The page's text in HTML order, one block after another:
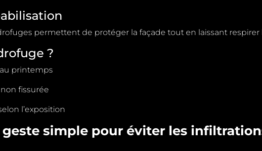
permettent de protéger la façade tout en laissant respirer
?
printemps
fissurée
l’exposition
simple pour éviter les